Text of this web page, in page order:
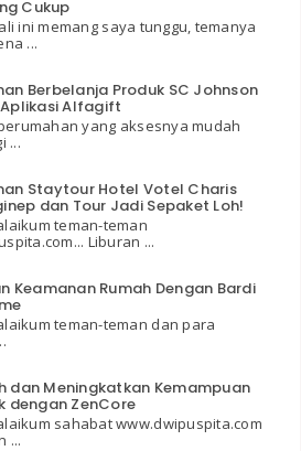
Cukup
ini memang saya tunggu, temanya
...
Berbelanja Produk SC Johnson
Alfagift
yang aksesnya mudah
...
Staytour Hotel Votel Charis
dan Tour Jadi Sepaket Loh!
teman-teman
Liburan ...
Keamanan Rumah Dengan Bardi
teman-teman dan para
dan Meningkatkan Kemampuan
dengan ZenCore
sahabat www.dwipuspita.com
...